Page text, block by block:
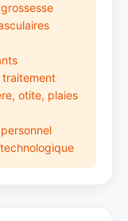
otite, plaies